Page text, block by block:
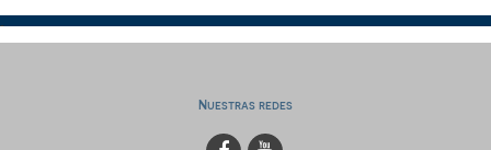
Nuestras redes